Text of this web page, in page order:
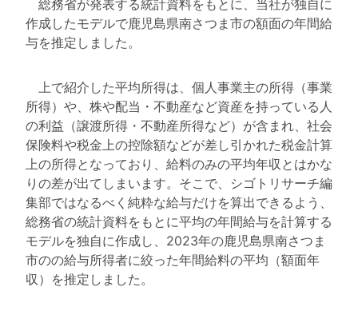
総務省が発表する統計資料をもとに、当社が独自に
作成したモデルで鹿児島県南さつま市の額面の年間給
与を推定しました。
上で紹介した平均所得は、個人事業主の所得（事業
所得）や、株や配当・不動産など資産を持っている人
の利益（譲渡所得・不動産所得など）が含まれ、社会
保険料や税金上の控除額などが差し引かれた税金計算
上の所得となっており、給料のみの平均年収とはかな
りの差が出てしまいます。そこで、シゴトリサーチ編
集部ではなるべく純粋な給与だけを算出できるよう、
総務省の統計資料をもとに平均の年間給与を計算する
モデルを独自に作成し、2023年の鹿児島県南さつま
市のの給与所得者に絞った年間給料の平均（額面年
収）を推定しました。